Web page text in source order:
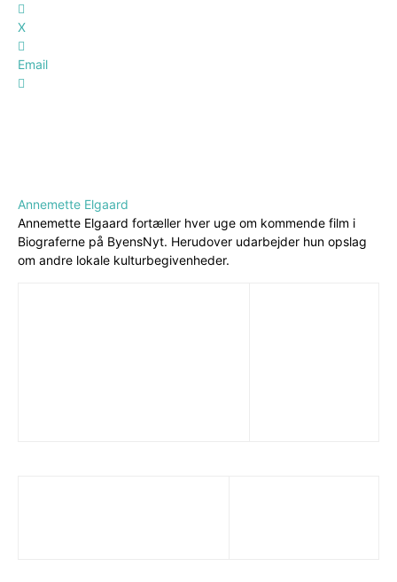
X
Email
Annemette Elgaard
Annemette Elgaard fortæller hver uge om kommende film i
Biograferne på ByensNyt. Herudover udarbejder hun opslag
om andre lokale kulturbegivenheder.